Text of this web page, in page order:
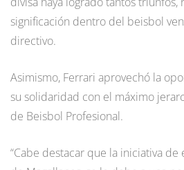
significación dentro del beisbol
directivo.
Asimismo, Ferrari aprovechó la
su solidaridad con el máximo
de Beisbol Profesional.
“Cabe destacar que la iniciativa de